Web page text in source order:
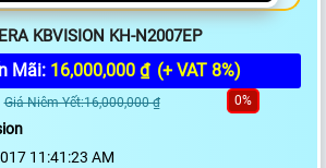
KBVISION KH-N2007EP
Mãi: 16,000,000 ₫ (+ VAT 8%)
Giá Niêm Yết:16,000,000 ₫ 0%
11:41:23 AM